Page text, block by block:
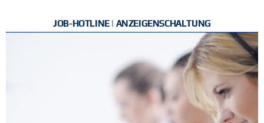
JOB-HOTLINE | ANZEIGENSCHALTUNG